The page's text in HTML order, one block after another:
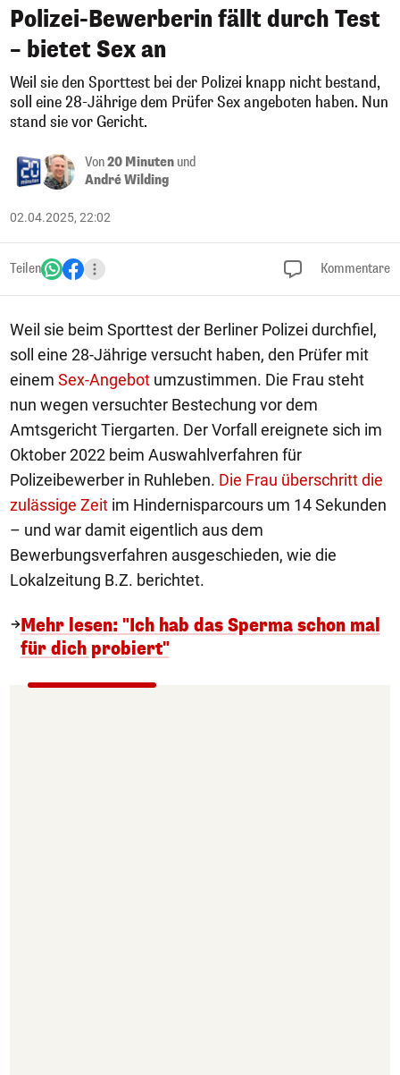
Polizei-Bewerberin fällt durch Test
– bietet Sex an
Weil sie den Sporttest bei der Polizei knapp nicht bestand,
soll eine 28-Jährige dem Prüfer Sex angeboten haben. Nun
stand sie vor Gericht.
Von20 Minuten und
André Wilding
02.04.2025, 22:02
Teilen Kommentare
Weil sie beim Sporttest der Berliner Polizei durchfiel,
soll eine 28-Jährige versucht haben, den Prüfer mit
einem Sex-Angebot umzustimmen. Die Frau steht
nun wegen versuchter Bestechung vor dem
Amtsgericht Tiergarten. Der Vorfall ereignete sich im
Oktober 2022 beim Auswahlverfahren für
Polizeibewerber in Ruhleben. Die Frau überschritt die
zulässige Zeit im Hindernisparcours um 14 Sekunden
– und war damit eigentlich aus dem
Bewerbungsverfahren ausgeschieden, wie die
Lokalzeitung B.Z. berichtet.
Mehr lesen: "Ich hab das Sperma schon mal
für dich probiert"